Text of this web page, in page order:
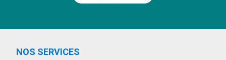
NOS SERVICES